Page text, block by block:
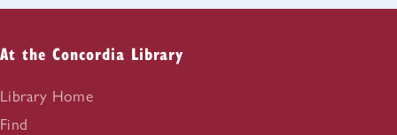
At the Concordia Library
Library Home
Find